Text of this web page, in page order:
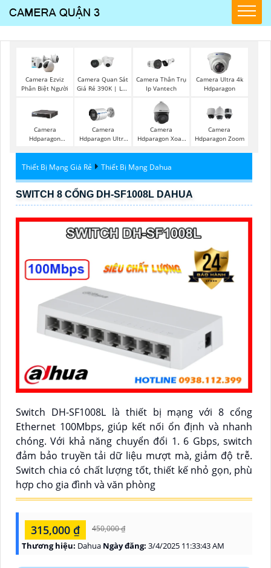
Camera Ezviz
Phân Biệt Người
Camera Quan Sát
Giá Rẻ 390K | Lắp
Camera Thân Trụ
Ip Vantech
Camera Ultra 4k
Hdparagon
Camera
Hdparagon
Camera
Hdparagon Ultra
Camera
Hdparagon Xoay
Camera
Hdparagon Zoom
Thiết Bị Mạng Giá Rẻ Thiết Bị Mạng Dahua
SWITCH 8 CỔNG DH-SF1008L DAHUA
Switch DH-SF1008L là thiết bị mạng với 8 cổng
Ethernet 100Mbps, giúp kết nối ổn định và nhanh
chóng. Với khả năng chuyển đổi 1. 6 Gbps, switch
đảm bảo truyền tải dữ liệu mượt mà, giảm độ trễ.
Switch chia có chất lượng tốt, thiết kế nhỏ gọn, phù
hợp cho gia đình và văn phòng
315,000 ₫ 450,000 ₫
Thương hiệu: Dahua Ngày đăng: 3/4/2025 11:33:43 AM